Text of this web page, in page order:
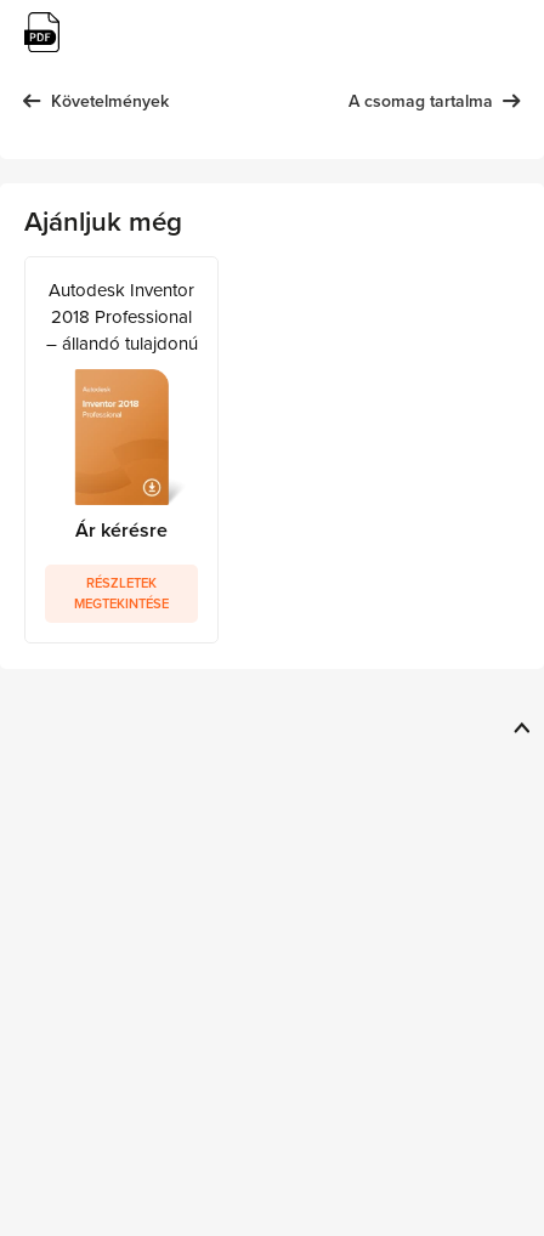
Követelmények A csomag tartalma
Ajánljuk még
Autodesk Inventor
2018 Professional
– állandó tulajdonú
Ár kérésre
RÉSZLETEK
MEGTEKINTÉSE